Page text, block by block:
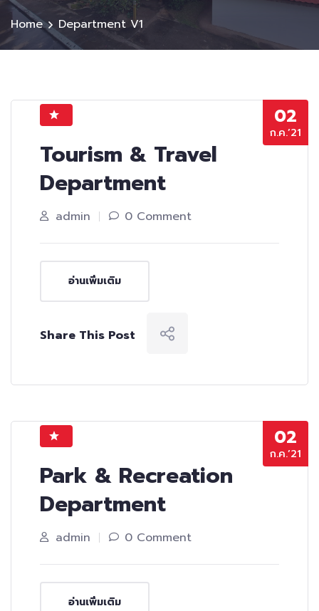
Home Department V1
02
ก.ค.’21
Tourism & Travel
Department
admin 0 Comment
อ่านเพิ่มเติม
Share This Post
02
ก.ค.’21
Park & Recreation
Department
admin 0 Comment
อ่านเพิ่มเติม